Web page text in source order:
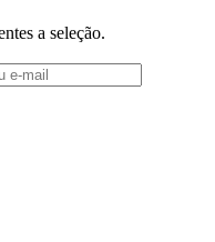
a seleção.